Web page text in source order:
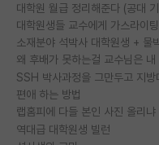
대학원 월급 정리해준다 (공대
소재분야 석박사 대학원생 + 물
편애 하는 방법
랩홈피에 다들 본인 사진 올리냐
역대급 대학원생 빌런